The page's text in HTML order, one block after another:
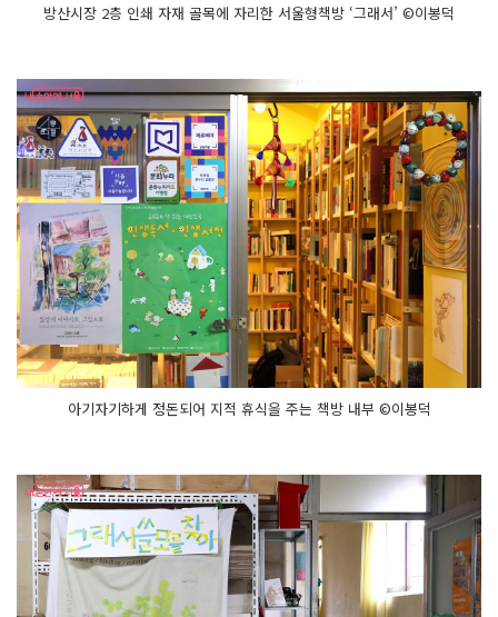
방산시장 2층 인쇄 자재 골목에 자리한 서울형책방 ‘그래서’ ©이봉덕
아기자기하게 정돈되어 지적 휴식을 주는 책방 내부 ©이봉덕